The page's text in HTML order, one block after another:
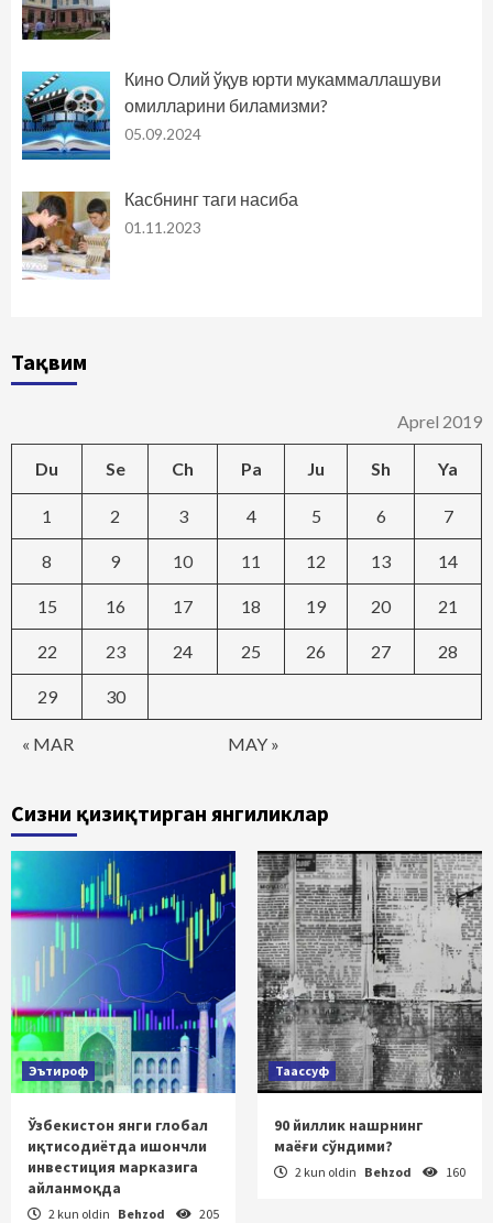
Кино Олий ўқув юрти мукаммаллашуви
омилларини биламизми?
05.09.2024
Касбнинг таги насиба
01.11.2023
Тақвим
Aprel 2019
Du Se Ch Pa Ju Sh Ya
« MAR MAY »
1 2 3 4 5 6 7
8 9 10 11 12 13 14
15 16 17 18 19 20 21
22 23 24 25 26 27 28
29 30
Сизни қизиқтирган янгиликлар
Эътироф
Ўзбекистон янги глобал
иқтисодиётда ишончли
инвестиция марказига
айланмоқда
2 kun oldin Behzod 205
Таассуф
90 йиллик нашрнинг
маёғи сўндими?
2 kun oldin Behzod 160